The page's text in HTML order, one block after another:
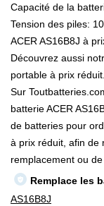
Capacité de la
Tension des piles:
ACER AS16B8J à
Découvrez aussi
portable à prix réduit.
Sur
batterie ACER
de batteries pour
à prix réduit, afin de
remplacement ou
Remplace les
AS16B8J